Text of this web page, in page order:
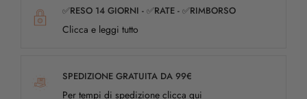
✅RESO 14 GIORNI - ✅RATE - ✅RIMBORSO
Clicca e leggi tutto
SPEDIZIONE GRATUITA DA 99€
Per tempi di spedizione clicca qui